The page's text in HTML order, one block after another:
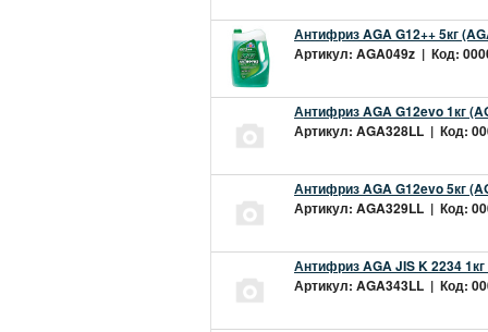
Антифриз AGA G12++ 5кг
Артикул: AGA049z | Код:
Антифриз AGA G12evo 1кг
Артикул: AGA328LL | Код:
Антифриз AGA G12evo 5кг
Артикул: AGA329LL | Код:
Антифриз AGA JIS K 2234
Артикул: AGA343LL | Код: